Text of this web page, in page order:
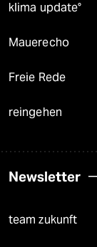
klima update°
Mauerecho
Freie Rede
reingehen
Newsletter
team zukunft